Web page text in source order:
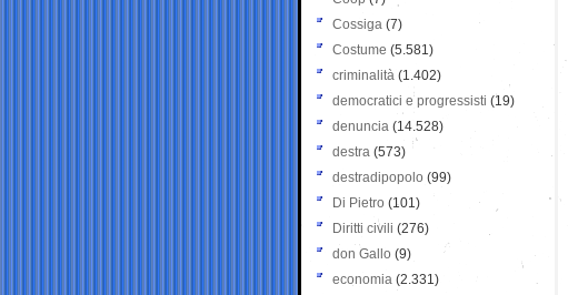
Cossiga (7)
Costume (5.581)
criminalità (1.402)
democratici e progressisti (19)
denuncia (14.528)
destra (573)
destradipopolo (99)
Di Pietro (101)
Diritti civili (276)
don Gallo (9)
economia (2.331)